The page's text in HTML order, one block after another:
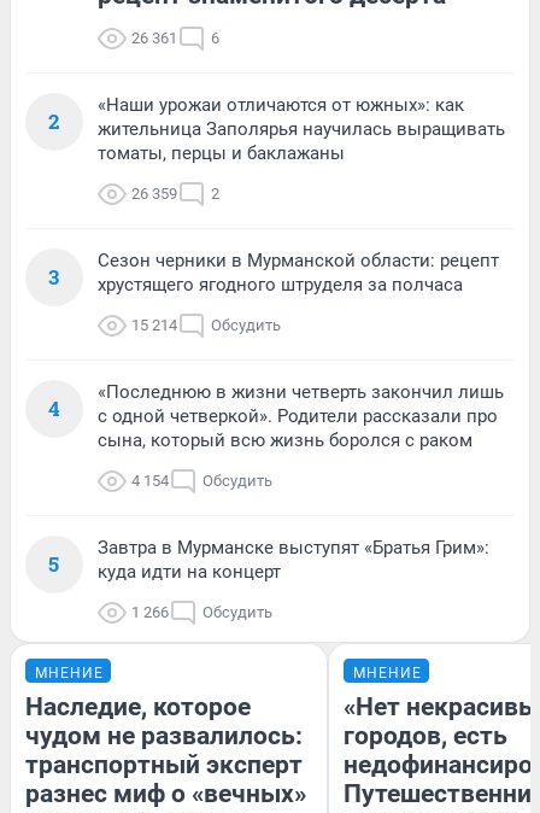
26 361 6
2
«Наши урожаи отличаются от южных»: как
жительница Заполярья научилась выращивать
томаты, перцы и баклажаны
26 359 2
3
Сезон черники в Мурманской области: рецепт
хрустящего ягодного штруделя за полчаса
15 214 Обсудить
4
«Последнюю в жизни четверть закончил лишь
с одной четверкой». Родители рассказали про
сына, который всю жизнь боролся с раком
4 154 Обсудить
5
Завтра в Мурманске выступят «Братья Грим»:
куда идти на концерт
1 266 Обсудить
МНЕНИЕ
Наследие, которое
чудом не развалилось:
транспортный эксперт
разнес миф о «вечных»
МНЕНИЕ
«Нет
городов, есть